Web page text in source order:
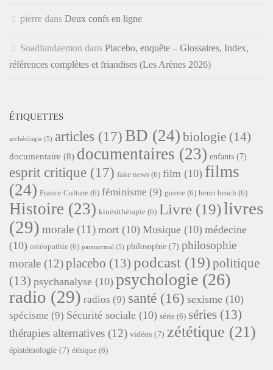
pierre dans Deux confs en ligne
Soadfandaemon dans Placebo, enquête – Glossaires, Index,
références complètes et friandises (Les Arènes 2026)
ÉTIQUETTES
archéologie (5) articles (17) BD (24) biologie (14)
documentaire (8) documentaires (23) enfants (7)
esprit critique (17) fake news (6) film (10) films
(24) France Culture (6) féminisme (9) guerre (6) henri broch (6)
Histoire (23) kinésithérapie (6) Livre (19)livres
(29) morale (11) mort (10) Musique (10) médecine
(10) ostéopathie (6) paranormal (5) philosophie (7) philosophie
morale (12)placebo (13) podcast (19)politique
(13) psychanalyse (10) psychologie (26)
radio (29) radios (9) santé (16) sexisme (10)
spécisme (9) Sécurité sociale (10) série (6) séries (13)
thérapies alternatives (12) vidéos (7) zététique (21)
épistémologie (7) éthique (6)